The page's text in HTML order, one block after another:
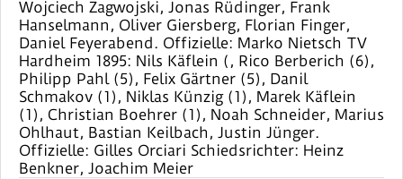
Wojciech Zagwojski, Jonas Rüdinger, Frank
Hanselmann, Oliver Giersberg, Florian Finger,
Daniel Feyerabend. Offizielle: Marko Nietsch TV
Hardheim 1895: Nils Käflein (, Rico Berberich (6),
Philipp Pahl (5), Felix Gärtner (5), Danil
Schmakov (1), Niklas Künzig (1), Marek Käflein
(1), Christian Boehrer (1), Noah Schneider, Marius
Ohlhaut, Bastian Keilbach, Justin Jünger.
Offizielle: Gilles Orciari Schiedsrichter: Heinz
Benkner, Joachim Meier